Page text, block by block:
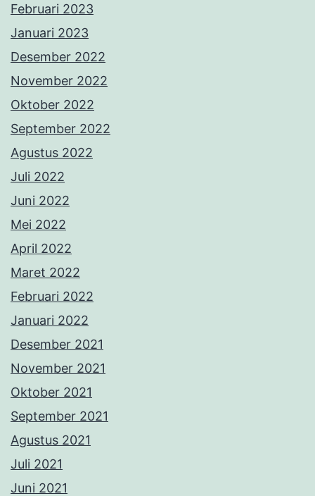
Februari 2023
Januari 2023
Desember 2022
November 2022
Oktober 2022
September 2022
Agustus 2022
Juli 2022
Juni 2022
Mei 2022
April 2022
Maret 2022
Februari 2022
Januari 2022
Desember 2021
November 2021
Oktober 2021
September 2021
Agustus 2021
Juli 2021
Juni 2021